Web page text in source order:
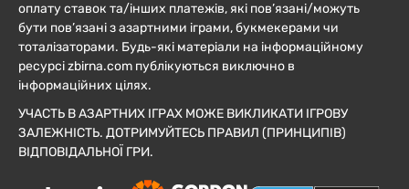
оплату ставок та/інших платежів, які пов’язані/можуть
бути пов’язані з азартними іграми, букмекерами чи
тоталізаторами. Будь-які матеріали на інформаційному
ресурсі zbirna.com публікуються виключно в
інформаційних цілях.
УЧАСТЬ В АЗАРТНИХ ІГРАХ МОЖЕ ВИКЛИКАТИ ІГРОВУ
ЗАЛЕЖНІСТЬ. ДОТРИМУЙТЕСЬ ПРАВИЛ (ПРИНЦИПІВ)
ВІДПОВІДАЛЬНОЇ ГРИ.